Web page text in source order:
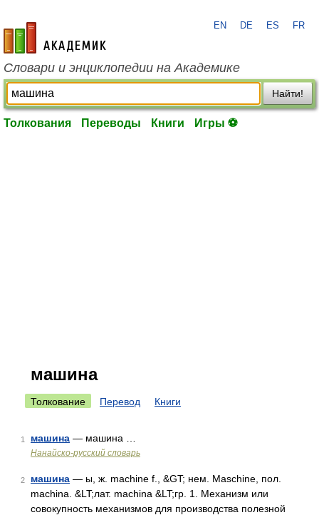
academic.ru
EN DE ES FR
Словари и энциклопедии на Академике
Найти!
Толкования Переводы Книги Игры ⚽
машина
Толкование Перевод Книги
1 машина — машина …
Нанайско-русский словарь
2 машина — ы, ж. machine f., &GT; нем. Maschine, пол.
machina. &LT;лат. machina &LT;гр. 1. Механизм или
совокупность механизмов для производства полезной